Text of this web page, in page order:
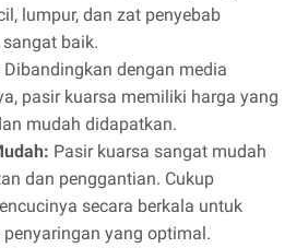
lumpur, dan zat penyebab
baik.
Dibandingkan dengan media
pasir kuarsa memiliki harga yang
mudah didapatkan.
Pasir kuarsa sangat mudah
dan penggantian. Cukup
secara berkala untuk
yang optimal.